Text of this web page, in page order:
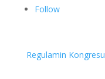
Follow
Regulamin Kongresu